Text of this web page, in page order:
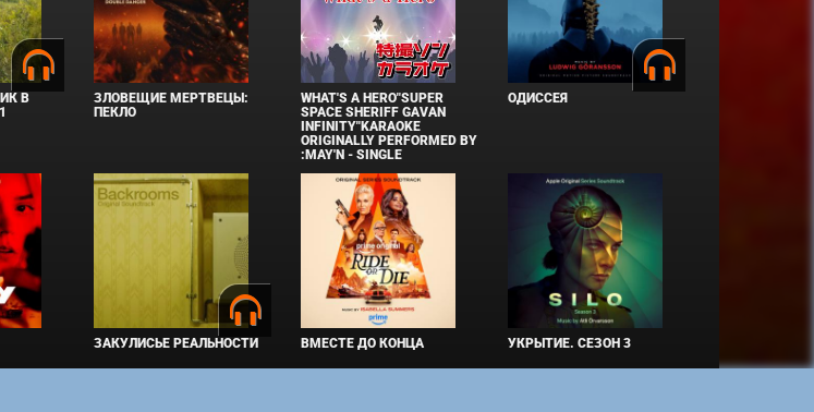
В
ЗЛОВЕЩИЕ МЕРТВЕЦЫ:
ПЕКЛО
WHAT'S A HERO"SUPER
SPACE SHERIFF GAVAN
INFINITY"KARAOKE
ORIGINALLY PERFORMED BY
:MAY'N - SINGLE
ОДИССЕЯ
ЗАКУЛИСЬЕ РЕАЛЬНОСТИ ВМЕСТЕ ДО КОНЦА УКРЫТИЕ. СЕЗОН 3